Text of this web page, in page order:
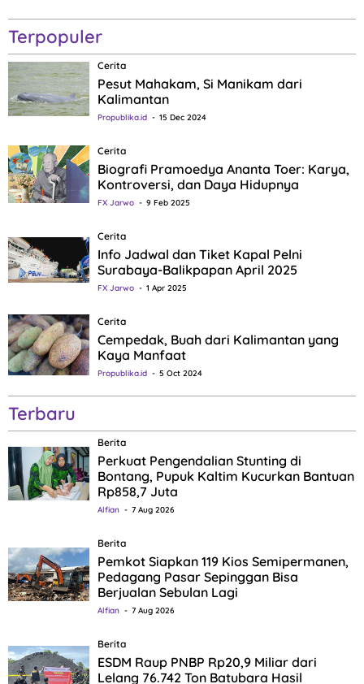
Terpopuler
Cerita
Pesut Mahakam, Si Manikam dari
Kalimantan
Propublika.id 15 Dec 2024
Cerita
Biografi Pramoedya Ananta Toer: Karya,
Kontroversi, dan Daya Hidupnya
FX Jarwo 9 Feb 2025
Cerita
Info Jadwal dan Tiket Kapal Pelni
Surabaya-Balikpapan April 2025
FX Jarwo 1 Apr 2025
Cerita
Cempedak, Buah dari Kalimantan yang
Kaya Manfaat
Propublika.id 5 Oct 2024
Terbaru
Berita
Perkuat Pengendalian Stunting di
Bontang, Pupuk Kaltim Kucurkan Bantuan
Rp858,7 Juta
Alfian 7 Aug 2026
Berita
Pemkot Siapkan 119 Kios Semipermanen,
Pedagang Pasar Sepinggan Bisa
Berjualan Sebulan Lagi
Alfian 7 Aug 2026
Berita
ESDM Raup PNBP Rp20,9 Miliar dari
Lelang 76.742 Ton Batubara Hasil